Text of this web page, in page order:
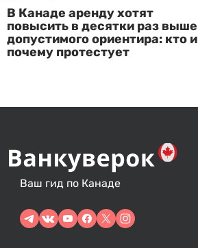
В Канаде аренду хотят
повысить в десятки раз выше
допустимого ориентира: кто и
почему протестует
Ваш гид по Канаде